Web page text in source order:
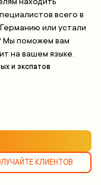
всего в
или устали
Мы поможем вам
на вашем языке.
и экспатов
КЛИЕНТОВ